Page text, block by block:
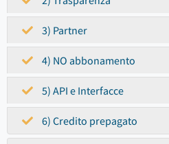
3) Partner
4) NO abbonamento
5) API e Interfacce
6) Credito prepagato